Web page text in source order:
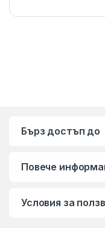
Бърз достъп до
Повече
Условия за